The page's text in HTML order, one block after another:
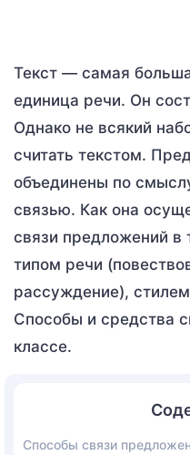
Текст — самая
единица речи. Он
Однако не всякий
считать текстом.
объединены по
связью. Как она
связи предложений в
типом речи
рассуждение),
Способы и средства
классе.
Способы связи